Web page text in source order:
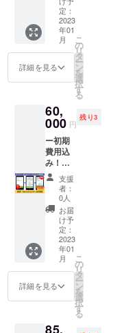
の場合
は、別
途メー
ルにて
ご案内
ます。
※有効期
1月～12
月まで
のうち1
か月間
となり
ます。
です。
HPはこ
ちら
www.pr
oduct-
think.co
.jp/
章の作
成 ③デ
ザイ
ナーに
よるサ
ムネイ
ファン
ディン
グの申
請と公
開 ※詳
細は
メール
にて調
整させ
ていた
だきま
す。 ※
有効期
間は、
2023年
1月～12
月まで
の1年間
のクリ
ニック
やサロ
ンが登
録され
ます。
設定費
など予
定通常
価格
50,000
円）を
早割と
して半
額の
25,000
円にさ
せてい
ただき
ます。
●予定通
常価格
初期費
など）
クリ
ニッ
ク》１
か月利
用権】
スマホ
アプリ
《ぽ
クリ
ニッ
ク》を1
か月利
用いた
だける
権利で
す。 1
か月間
《ぽ
けっと
クリ
ニッ
ク》に
あなた
のクリ
ニック
ます。
定：
2023
年01
月
詳細を見る
こ
の
リ
タ
ー
ン
を
選
択
す
る
60,
000 円
残り3
ー初期
費用込
み！ー
【超早
割！
《ぽ
けっと
クリ
ニッ
ク》３
か月利
用権】
スマホ
アプリ
《ぽ
けっと
ニッ
支援
者：
0人
お届
け予
定：
2023
年01
月
詳細を見る
こ
の
リ
タ
ー
ン
を
選
択
す
る